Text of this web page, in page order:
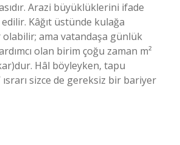
Arazi büyüklüklerini ifade
Kâğıt üstünde kulağa
olabilir; ama vatandaşa günlük
olan birim çoğu zaman m²
Hâl böyleyken, tapu
sizce de gereksiz bir bariyer